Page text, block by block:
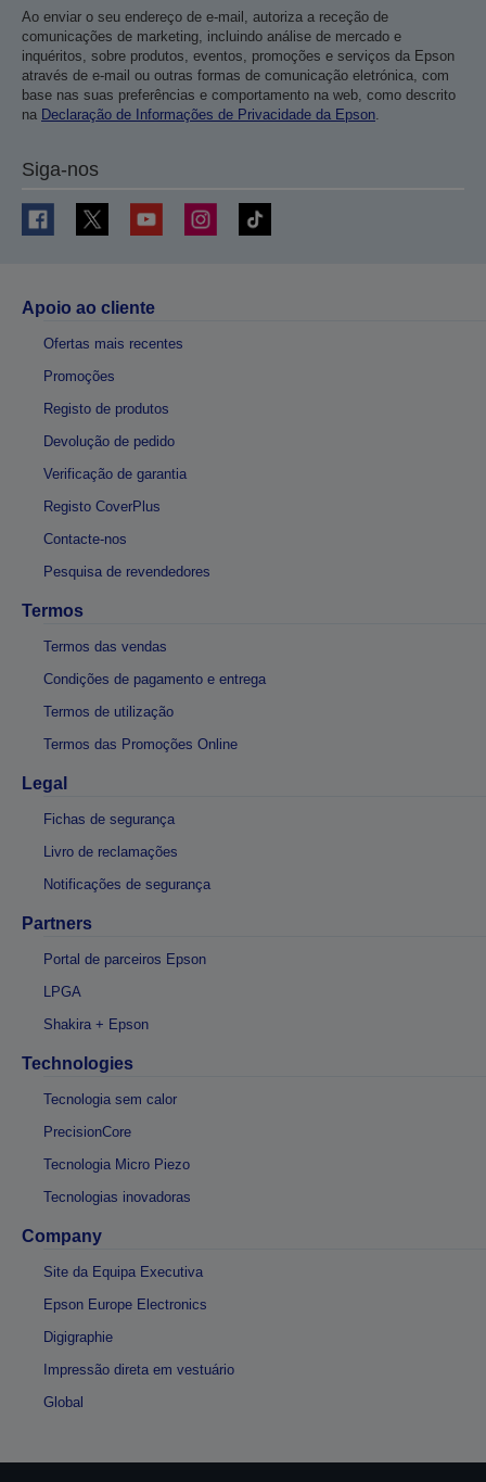
Ao enviar o seu endereço de e-mail, autoriza a receção de
comunicações de marketing, incluindo análise de mercado e
inquéritos, sobre produtos, eventos, promoções e serviços da Epson
através de e-mail ou outras formas de comunicação eletrónica, com
base nas suas preferências e comportamento na web, como descrito
na Declaração de Informações de Privacidade da Epson
Siga-nos
Apoio ao cliente
Ofertas mais recentes
Promoções
Registo de produtos
Devolução de pedido
Verificação de garantia
Registo CoverPlus
Contacte-nos
Pesquisa de revendedores
Termos
Termos das vendas
Condições de pagamento e entrega
Termos de utilização
Termos das Promoções Online
Legal
Fichas de segurança
Livro de reclamações
Notificações de segurança
Partners
Portal de parceiros Epson
LPGA
Shakira + Epson
Technologies
Tecnologia sem calor
PrecisionCore
Tecnologia Micro Piezo
Tecnologias inovadoras
Company
Site da Equipa Executiva
Epson Europe Electronics
Digigraphie
Impressão direta em vestuário
Global